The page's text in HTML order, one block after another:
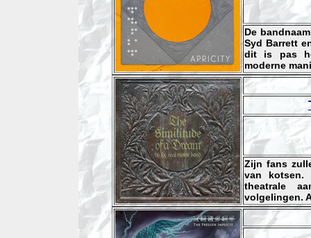
De
Syd Barrett
dit is pas
moderne
Zijn fans
van kotsen.
theatrale
volgelingen.